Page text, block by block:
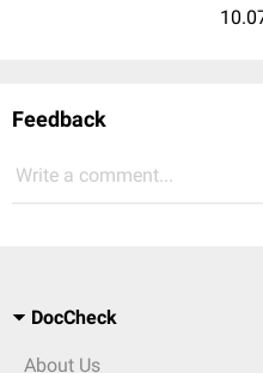
Feedback
Write a comment...
DocCheck
About Us